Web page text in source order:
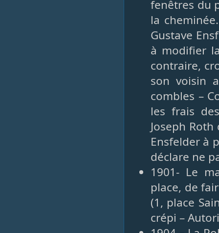
fenêtres du
la
Gustave
à modifier
contraire,
son voisin
combles –
les frais
Joseph
Ensfelder à
déclare ne
1901- Le
place, de
(1, place
crépi –